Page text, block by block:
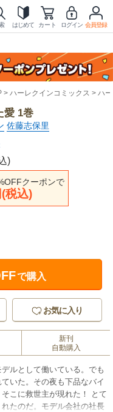
はじめて カート ログイン 会員登録
ハーレクインコミックス ハ
愛 1巻
佐藤志保里
)
クーポンで
税込)
で購入
お気に入り
新刊
自動購入
ルとして働いている。でも
いた。その夜も下品なバイ
こに救世主が現れた！ とて
たのだ。モデル会社の社長